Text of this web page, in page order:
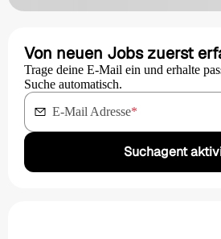
Von neuen Jobs zuerst
Trage deine E-Mail ein und erhalte
Suche automatisch.
E-Mail Adresse*
Suchagent